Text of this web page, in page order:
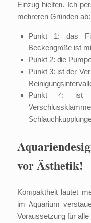
Einzug hielten. Ich
mehreren Gründen ab:
Punkt 1: das
Beckengröße ist
Punkt 2: die
Punkt 3: ist der
Punkt 4: ist
vor Ästhetik!
Kompaktheit lautet
im Aquarium
Voraussetzung für